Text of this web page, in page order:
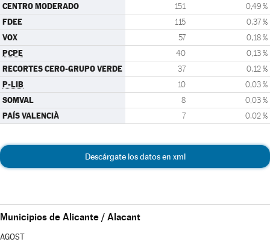
CENTRO MODERADO 151 0,49 %
FDEE 115 0,37 %
VOX 57 0,18 %
PCPE 40 0,13 %
RECORTES CERO-GRUPO VERDE 37 0,12 %
P-LIB 10 0,03 %
SOMVAL 8 0,03 %
PAÍS VALENCIÀ 7 0,02 %
Descárgate los datos en xml
Municipios de Alicante / Alacant
AGOST